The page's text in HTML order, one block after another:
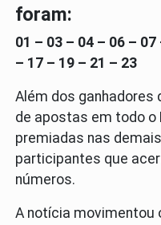
foram:
01 – 03 – 04 – 06 –
– 17 – 19 – 21 – 23
Além dos ganhadores
de apostas em todo
premiadas nas
participantes que
números.
A notícia movimentou